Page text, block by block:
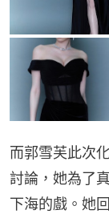
而郭雪芙此次
討論，她為了
下海的戲。她